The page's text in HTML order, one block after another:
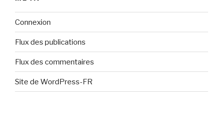
Connexion
Flux des publications
Flux des commentaires
Site de WordPress-FR